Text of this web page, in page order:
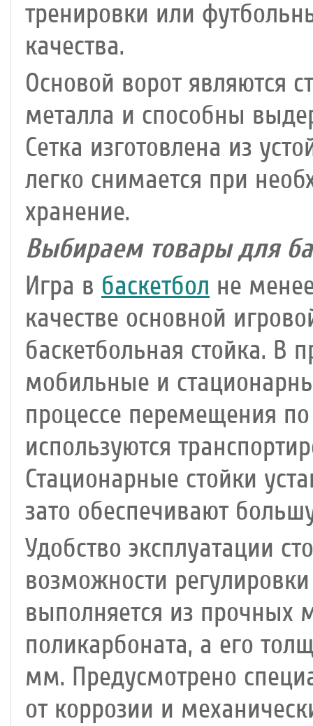
тренировки или
качества.
Основой ворот являются
металла и способны
Сетка изготовлена из
легко снимается при
хранение.
Выбираем товары для
Игра в баскетбол не
качестве основной
баскетбольная стойка. В
мобильные и
процессе перемещения
используются
Стационарные стойки
зато обеспечивают
Удобство эксплуатации
возможности
выполняется из прочных
поликарбоната, а его
мм. Предусмотрено
от коррозии и